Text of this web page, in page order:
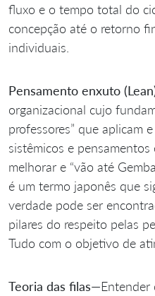
fluxo e o tempo total do
concepção até o retorno
individuais.
Pensamento enxuto
organizacional cujo
professores” que aplicam
sistêmicos e
melhorar e “vão até
é um termo japonês que
verdade pode ser
pilares do respeito pelas
Tudo com o objetivo de
Teoria das filas—Entender